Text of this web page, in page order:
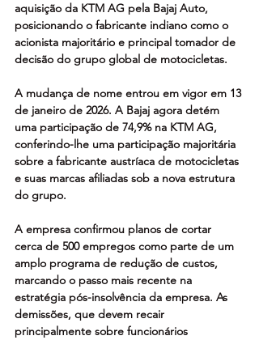
aquisição da KTM AG pela Bajaj Auto,
posicionando o fabricante indiano como o
acionista majoritário e principal tomador de
decisão do grupo global de motocicletas.
A mudança de nome entrou em vigor em 13
de janeiro de 2026. A Bajaj agora detém
uma participação de 74,9% na KTM AG,
conferindo-lhe uma participação majoritária
sobre a fabricante austríaca de motocicletas
e suas marcas afiliadas sob a nova estrutura
do grupo.
A empresa confirmou planos de cortar
cerca de 500 empregos como parte de um
amplo programa de redução de custos,
marcando o passo mais recente na
estratégia pós-insolvência da empresa. As
demissões, que devem recair
principalmente sobre funcionários